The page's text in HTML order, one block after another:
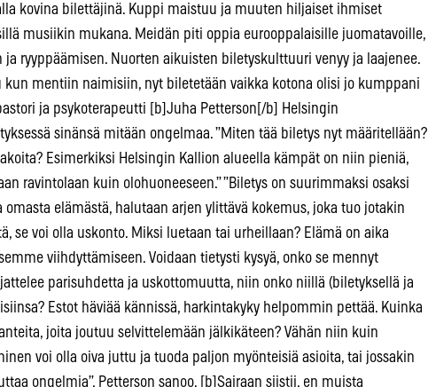
kovina bilettäjinä. Kuppi maistuu ja muuten hiljaiset ihmiset
musiikin mukana. Meidän piti oppia eurooppalaisille juomatavoille,
ryyppäämisen. Nuorten aikuisten biletyskulttuuri venyy ja laajenee.
mentiin naimisiin, nyt biletetään vaikka kotona olisi jo kumppani
ja psykoterapeutti [b]Juha Petterson[/b] Helsingin
sinänsä mitään ongelmaa. ”Miten tää biletys nyt määritellään?
Esimerkiksi Helsingin Kallion alueella kämpät on niin pieniä,
ravintolaan kuin olohuoneeseen.” ”Biletys on suurimmaksi osaksi
elämästä, halutaan arjen ylittävä kokemus, joka tuo jotakin
se voi olla uskonto. Miksi luetaan tai urheillaan? Elämä on aika
viihdyttämiseen. Voidaan tietysti kysyä, onko se mennyt
parisuhdetta ja uskottomuutta, niin onko niillä (biletyksellä ja
Estot häviää kännissä, harkintakyky helpommin pettää. Kuinka
joita joutuu selvittelemään jälkikäteen? Vähän niin kuin
voi olla oiva juttu ja tuoda paljon myönteisiä asioita, tai jossakin
ongelmia”, Petterson sanoo. [b]Sairaan siistii, en muista